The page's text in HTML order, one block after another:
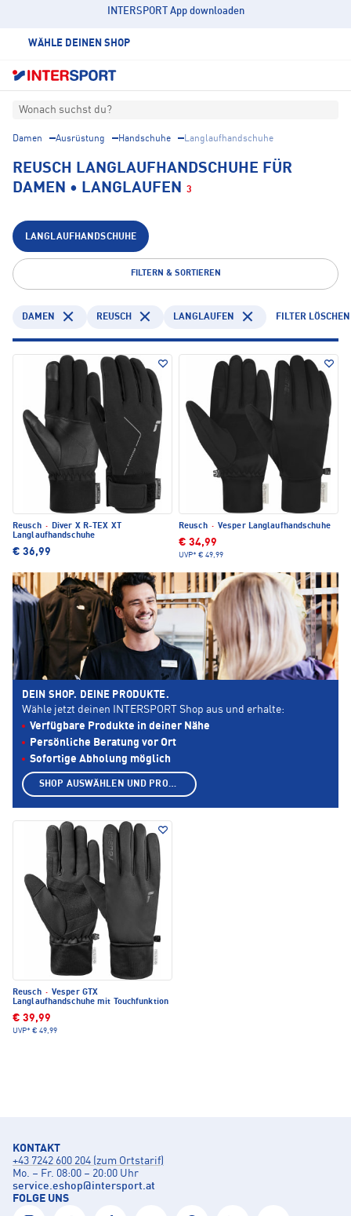
INTERSPORT App downloaden
WÄHLE DEINEN SHOP
Wonach suchst du?
Damen Ausrüstung Handschuhe Langlaufhandschuhe
REUSCH LANGLAUFHANDSCHUHE FÜR
DAMEN • LANGLAUFEN 3
LANGLAUFHANDSCHUHE
FILTERN & SORTIEREN
DAMEN REUSCH LANGLAUFEN FILTER LÖSCHEN
Reusch ·
Diver X R-TEX XT
Langlaufhandschuhe
€ 36,99
Reusch · Vesper Langlaufhandschuhe
€ 34,99
UVP* € 49,99
Reusch · Vesper GTX
Langlaufhandschuhe mit Touchfunktion
€ 39,99
UVP* € 49,99
DEIN SHOP. DEINE PRODUKTE.
Wähle jetzt deinen INTERSPORT Shop aus und erhalte:
Verfügbare Produkte in deiner Nähe
Persönliche Beratung vor Ort
Sofortige Abholung möglich
SHOP AUSWÄHLEN UND PRODUKTE ANZEIGEN
KONTAKT
+43 7242 600 204 (zum Ortstarif)
Mo. – Fr. 08:00 – 20:00 Uhr
service.eshop@intersport.at
FOLGE UNS